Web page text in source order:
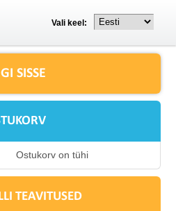
Vali keel:
SISSE
Ostukorv on tühi
TEAVITUSED